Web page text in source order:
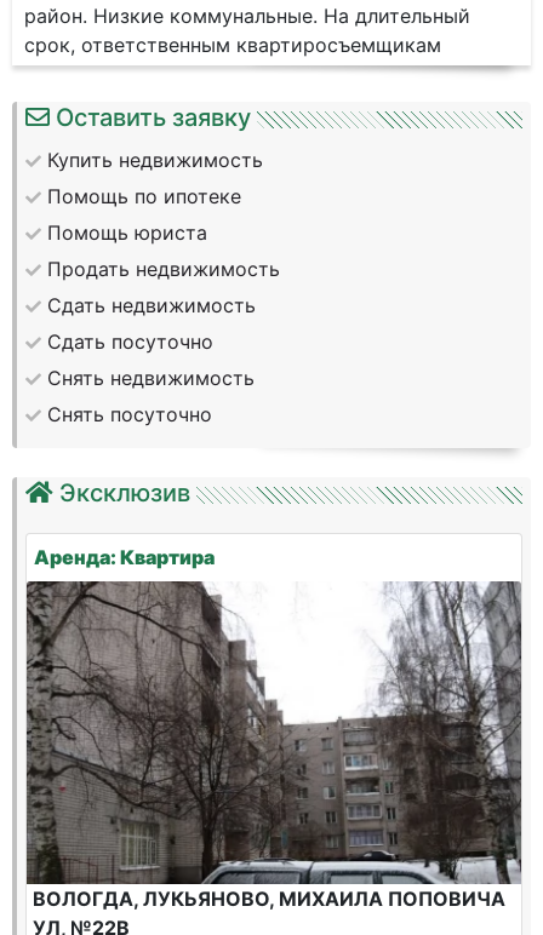
район. Низкие коммунальные. На длительный
срок, ответственным квартиросъемщикам
Оставить заявку
Купить недвижимость
Помощь по ипотеке
Помощь юриста
Продать недвижимость
Сдать недвижимость
Сдать посуточно
Снять недвижимость
Снять посуточно
Эксклюзив
Аренда: Квартира
ВОЛОГДА, ЛУКЬЯНОВО, МИХАИЛА ПОПОВИЧА
УЛ, №22В